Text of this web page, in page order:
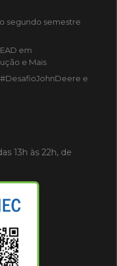
segundo semestre
em
e Mais
e
13h às 22h, de